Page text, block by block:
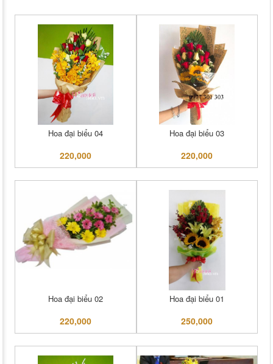
Hoa đại biểu 04
220,000
Hoa đại biểu 03
220,000
Hoa đại biểu 02
220,000
Hoa đại biểu 01
250,000